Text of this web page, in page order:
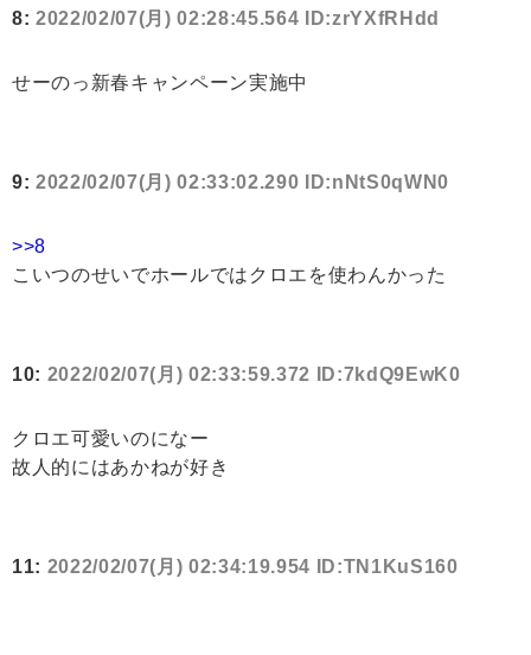
8: 2022/02/07(月) 02:28:45.564 ID:zrYXfRHdd
せーのっ新春キャンペーン実施中
9: 2022/02/07(月) 02:33:02.290 ID:nNtS0qWN0
>>8
こいつのせいでホールではクロエを使わんかった
10: 2022/02/07(月) 02:33:59.372 ID:7kdQ9EwK0
クロエ可愛いのになー
故人的にはあかねが好き
11: 2022/02/07(月) 02:34:19.954 ID:TN1KuS160